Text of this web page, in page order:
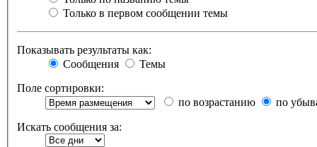
Только в первом сообщении темы
Показывать результаты как:
Сообщения
Темы
Поле сортировки:
по возрастанию
по
Искать сообщения за: